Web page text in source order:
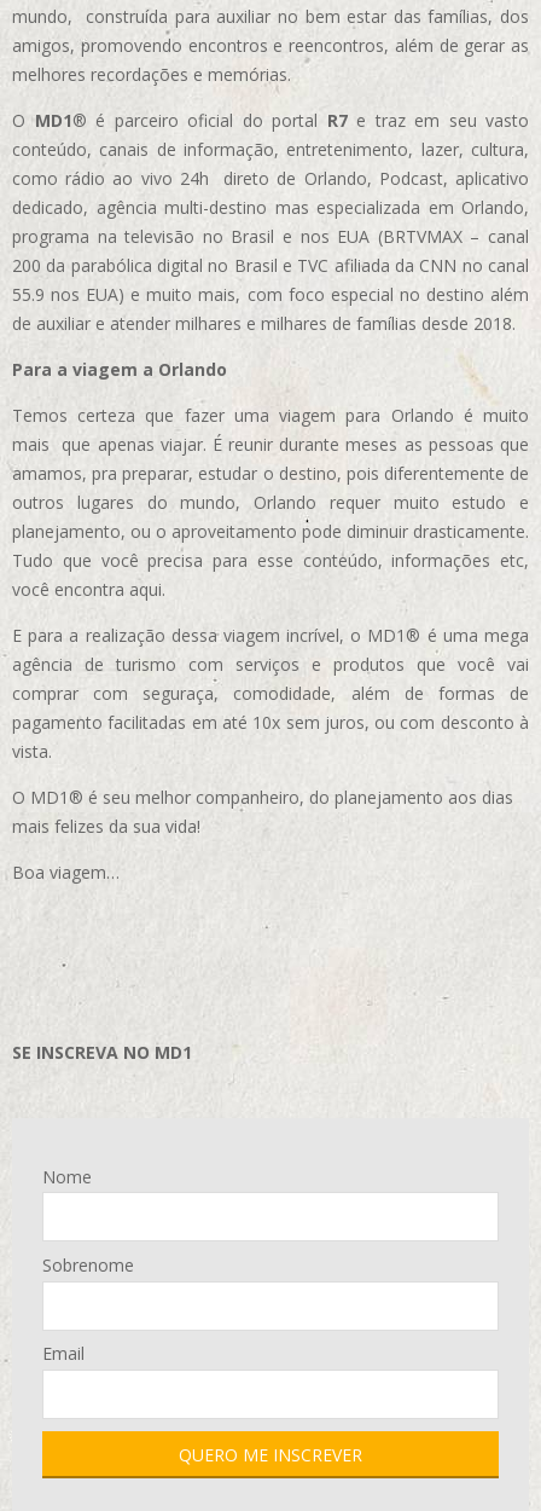
mundo, construída para auxiliar no bem estar das famílias, dos
amigos, promovendo encontros e reencontros, além de gerar as
melhores recordações e memórias.
OMD1® é parceiro oficial do portal R7e traz em seu vasto
conteúdo, canais de informação, entretenimento, lazer, cultura,
como rádio ao vivo 24h direto de Orlando, Podcast, aplicativo
dedicado, agência multi-destino mas especializada em Orlando,
programa na televisão no Brasil e nos EUA (BRTVMAX – canal
200 da parabólica digital no Brasil e TVC afiliada da CNN no canal
55.9 nos EUA) e muito mais, com foco especial no destino além
de auxiliar e atender milhares e milhares de famílias desde 2018.
Para a viagem a Orlando
Temos certeza que fazer uma viagem para Orlando é muito
mais que apenas viajar. É reunir durante meses as pessoas que
amamos, pra preparar, estudar o destino, pois diferentemente de
outros lugares do mundo, Orlando requer muito estudo e
planejamento, ou o aproveitamento pode diminuir drasticamente.
Tudo que você precisa para esse conteúdo, informações etc,
você encontra aqui.
E para a realização dessa viagem incrível, o MD1® é uma mega
agência de turismo com serviços e produtos que você vai
comprar com seguraça, comodidade, além de formas de
pagamento facilitadas em até 10x sem juros, ou com desconto à
vista.
O MD1® é seu melhor companheiro, do planejamento aos dias
mais felizes da sua vida!
Boa viagem…
SE INSCREVA NO MD1
Nome
Sobrenome
Email